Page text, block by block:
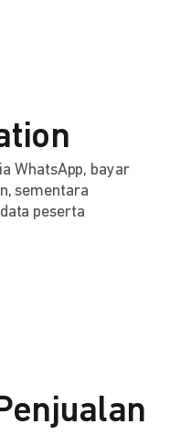
WhatsApp, bayar
sementara
peserta